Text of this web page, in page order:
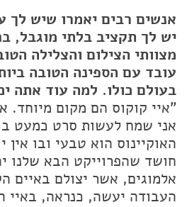
אנשים רבים יאמרו שיש לך
יש לך תקציב בלתי מוגבל,
מצוותי הצילום והצלילה
עובד עם הספינה הטובה
בעולם כולו. למה עוד אתה
"איי קוקוס הם מקום מיוחד.
אני שמח לעשות סרט כמעט
האוקיינוס הוא טבעי ובו אין
חושד שהפרוייקט הבא שלנו
אלמוגים, אשר יצולם באיים
העבודה יעשה, כנראה, באיי